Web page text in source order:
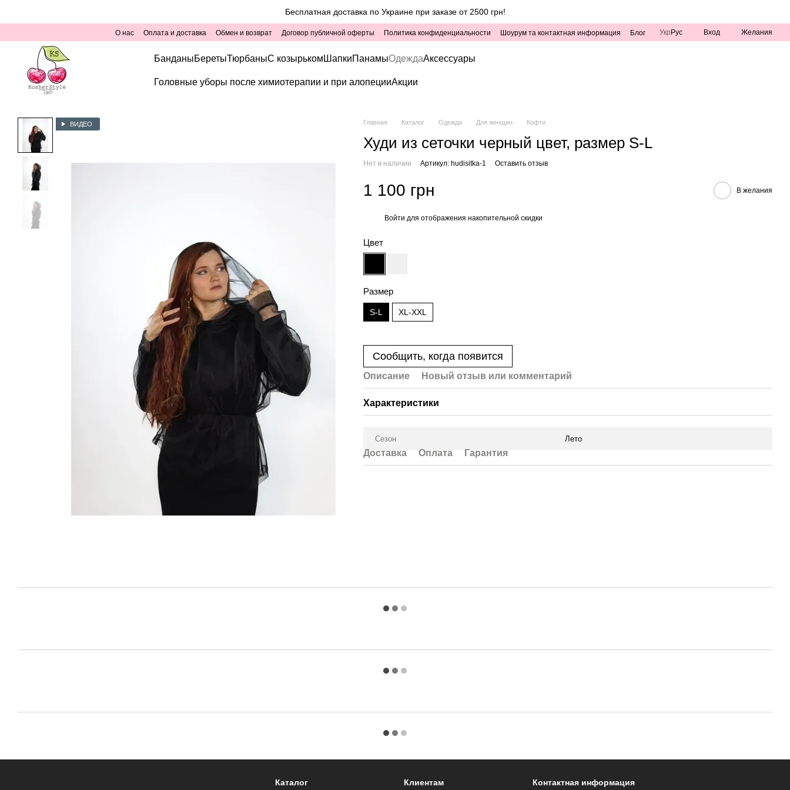
Бесплатная доставка по Украине при заказе от 2500 грн!
О нас Оплата и доставка Обмен и возврат Договор публичной оферты Политика конфиденциальности Шоурум та контактная информация Блог Укр Рус Вход Желания
БанданыБеретыТюрбаныС козырьком ШапкиПанамыОдеждаАксессуары
Головные уборы после химиотерапии и при алопецииАкции
ВИДЕО Главная Каталог Одежда Для женщин Кофти
Худи из сеточки черный цвет, размер S-L
Нет в наличии Артикул: hudisitka-1 Оставить отзыв
1 100 грн В желания
Войти для отображения накопительной скидки
Цвет
Размер
S-L XL-XXL
Сообщить, когда появится
Описание Новый отзыв или комментарий
Характеристики
Сезон Лето
Доставка Оплата Гарантия
Каталог Клиентам Контактная информация